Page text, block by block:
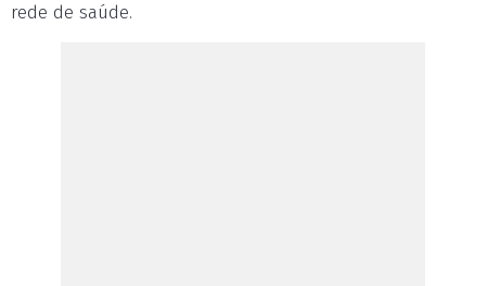
rede de saúde.